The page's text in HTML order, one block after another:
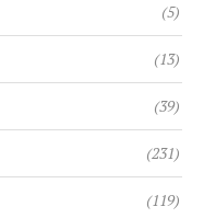
(5)
(13)
(39)
(231)
(119)